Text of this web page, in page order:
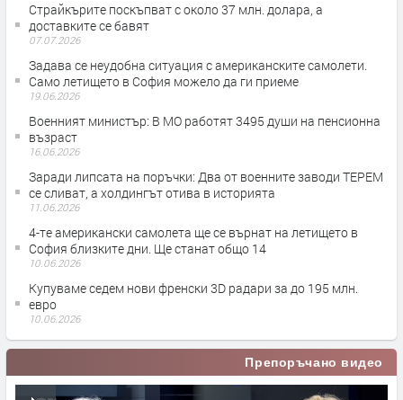
Страйкърите поскъпват с около 37 млн. долара, а
доставките се бавят
07.07.2026
Задава се неудобна ситуация с американските самолети.
Само летището в София можело да ги приеме
19.06.2026
Военният министър: В МО работят 3495 души на пенсионна
възраст
16.06.2026
Заради липсата на поръчки: Два от военните заводи ТЕРЕМ
се сливат, а холдингът отива в историята
11.06.2026
4-те американски самолета ще се върнат на летището в
София близките дни. Ще станат общо 14
10.06.2026
Купуваме седем нови френски 3D радари за до 195 млн.
евро
10.06.2026
Препоръчано видео